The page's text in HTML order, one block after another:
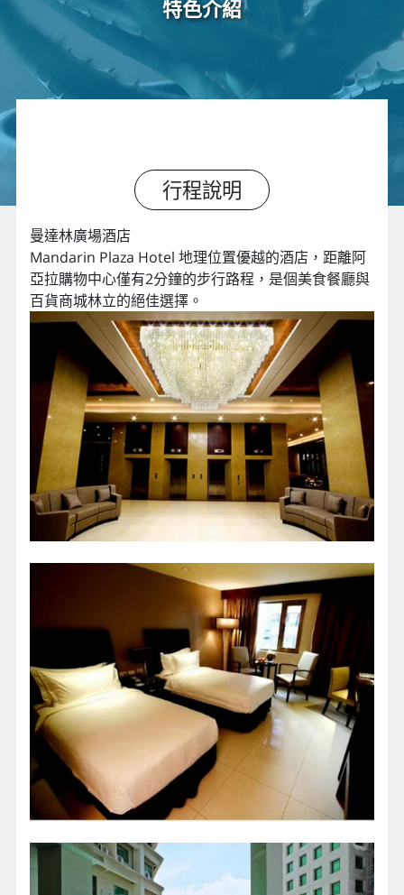
特色介紹
行程說明
曼達林廣場酒店
Mandarin Plaza Hotel 地理位置優越的酒店，距離阿
亞拉購物中心僅有2分鐘的步行路程，是個美食餐廳與
百貨商城林立的絕佳選擇。